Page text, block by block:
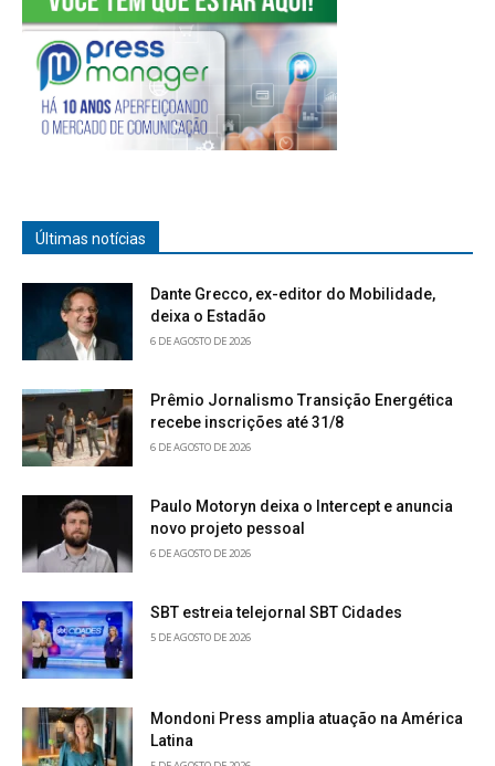
Últimas notícias
Dante Grecco, ex-editor do Mobilidade,
deixa o Estadão
6 DE AGOSTO DE 2026
Prêmio Jornalismo Transição Energética
recebe inscrições até 31/8
6 DE AGOSTO DE 2026
Paulo Motoryn deixa o Intercept e anuncia
novo projeto pessoal
6 DE AGOSTO DE 2026
SBT estreia telejornal SBT Cidades
5 DE AGOSTO DE 2026
Mondoni Press amplia atuação na América
Latina